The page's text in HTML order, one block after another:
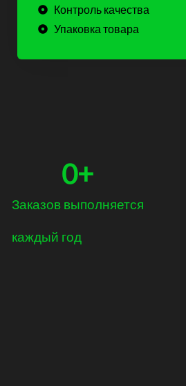
Контроль качества
Упаковка товара
Заказов выполняется
каждый год
0+